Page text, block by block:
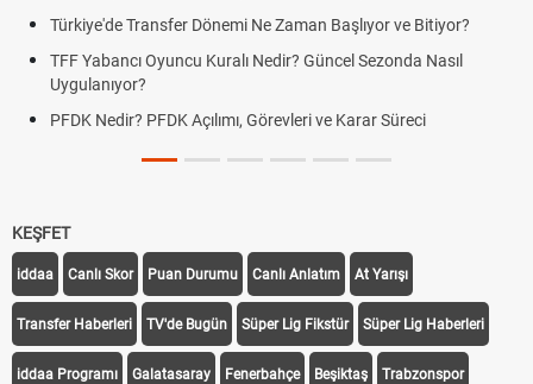
Türkiye'de Transfer Dönemi Ne Zaman Başlıyor ve Bitiyor?
TFF Yabancı Oyuncu Kuralı Nedir? Güncel Sezonda Nasıl
Uygulanıyor?
PFDK Nedir? PFDK Açılımı, Görevleri ve Karar Süreci
KEŞFET
iddaa Canlı Skor Puan Durumu Canlı Anlatım At Yarışı
Transfer Haberleri TV'de Bugün Süper Lig Fikstür Süper Lig Haberleri
iddaa Programı Galatasaray Fenerbahçe Beşiktaş Trabzonspor